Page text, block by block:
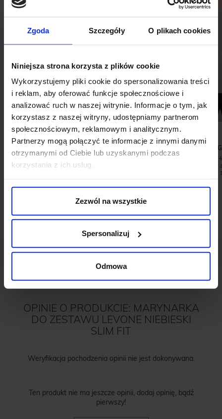
Zgoda Szczegóły O plikach cookies
Niniejsza strona korzysta z plików cookie
Wykorzystujemy pliki cookie do spersonalizowania treści
i reklam, aby oferować funkcje społecznościowe i
analizować ruch w naszej witrynie. Informacje o tym, jak
korzystasz z naszej witryny, udostępniamy partnerom
społecznościowym, reklamowym i analitycznym.
Partnerzy mogą połączyć te informacje z innymi danymi
otrzymanymi od Ciebie lub uzyskanymi podczas
korzystania z ich usług.
Zezwól na wszystkie
Spersonalizuj
Odmowa
SPODNIE CLASSIC DO ZESTAWU
MORGANO BEŻOWE SLIM FIT +
799,00 ZŁ
T SHIRT
Najniższa
OPINIE O PRODUKCIE: MARYNARKA
DO ZESTAWU LEVONE NIEBIESKI
SLIM FIT
Weryfikacja pochodzenia opinii nie jest dokonywana.
Ten produkt nie ma jeszcze opinii, dodaj opinię, bądź
pierwszy!